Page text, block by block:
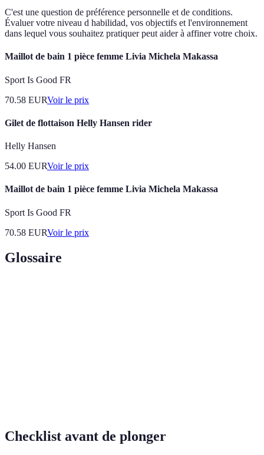
C'est une question de préférence personnelle et de conditions.
Évaluer votre niveau d habilidad, vos objectifs et l'environnement
dans lequel vous souhaitez pratiquer peut aider à affiner votre choix.
Maillot de bain 1 pièce femme Livia Michela Makassa
Sport Is Good FR
70.58 EURVoir le prix
Gilet de flottaison Helly Hansen rider
Helly Hansen
54.00 EURVoir le prix
Maillot de bain 1 pièce femme Livia Michela Makassa
Sport Is Good FR
70.58 EURVoir le prix
Glossaire
Checklist avant de plonger